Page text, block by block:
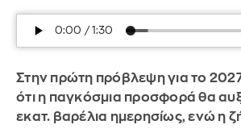
Στην πρώτη πρόβλεψη για το
ότι η παγκόσμια προσφορά θα
εκατ. βαρέλια ημερησίως, ενώ η